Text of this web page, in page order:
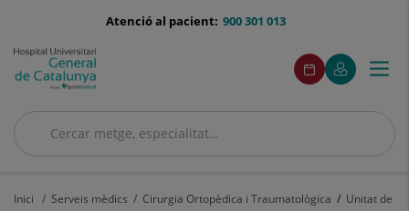
menu-
900 301 013
Atenció al pacient:
Cercar
Cercar
menuAcceso
Demaneu
cita
Aquest
enllaç
s'obrirà
una
El
meu
Aquest
enllaç
s'obrirà
una
finestra
Menú
Inici Serveis mèdics Cirurgia Ortopèdica i Traumatològica
Unitat de